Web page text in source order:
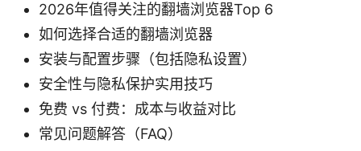
2026年值得关注的翻墙浏览器Top 6
如何选择合适的翻墙浏览器
安装与配置步骤（包括隐私设置）
安全性与隐私保护实用技巧
免费 vs 付费：成本与收益对比
常见问题解答（FAQ）